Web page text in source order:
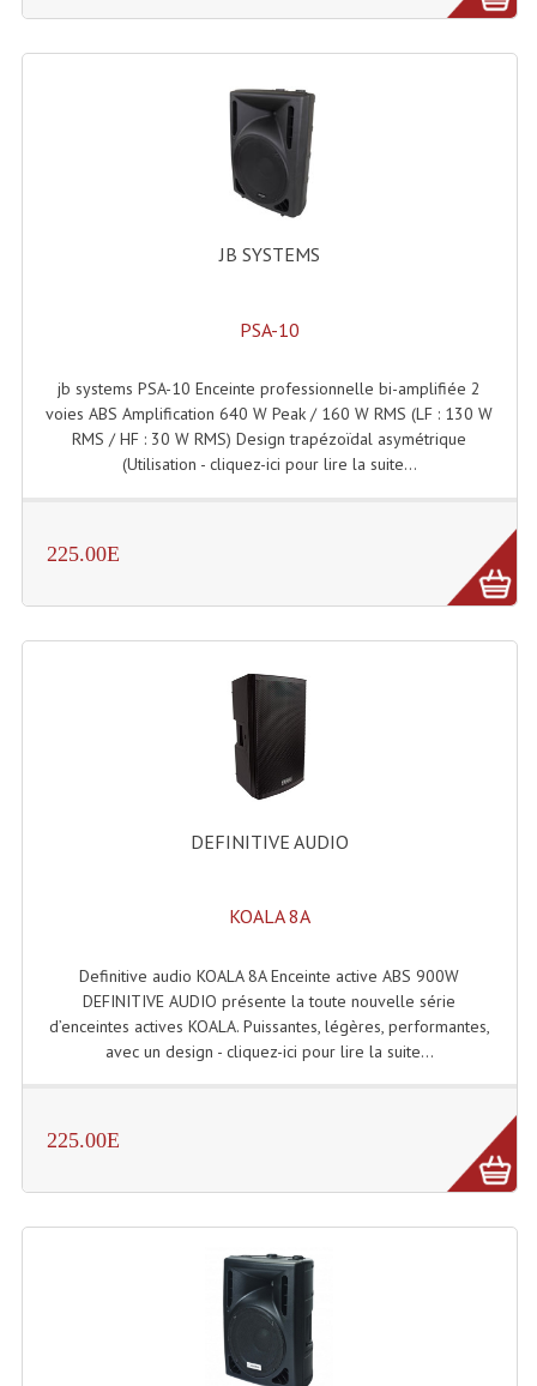
Machines À Brouillard
Lanceur De Flammes Et Cartouche De Gaz
Machines À Bulles
Machines À Fumée Lourde
Machines À Mousse, Neige, Liquides
Liquides À Mousse
Nos Occasions Et Stock B
Karaoké Materiel Lecteur Etc...
Disque LD (30 Cm.)
CRÉER UN COMPTE
JB SYSTEMS
PSA-10
jb systems PSA-10 Enceinte professionnelle bi-amplifiée 2
voies ABS Amplification 640 W Peak / 160 W RMS (LF : 130 W
RMS / HF : 30 W RMS) Design trapézoïdal asymétrique
(Utilisation - cliquez-ici pour lire la suite...
225.00E
DEFINITIVE AUDIO
KOALA 8A
Definitive audio KOALA 8A Enceinte active ABS 900W
DEFINITIVE AUDIO présente la toute nouvelle série
d’enceintes actives KOALA. Puissantes, légères, performantes,
avec un design - cliquez-ici pour lire la suite...
225.00E